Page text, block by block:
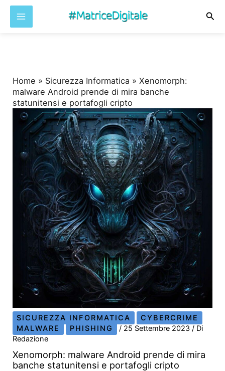
Home » Sicurezza Informatica »Xenomorph:
malware Android prende di mira banche
statunitensi e portafogli cripto
SICUREZZA INFORMATICA
CYBERCRIME
MALWARE
PHISHING / 25 Settembre 2023/ Di
Redazione
Xenomorph: malware Android prende di mira
banche statunitensi e portafogli cripto